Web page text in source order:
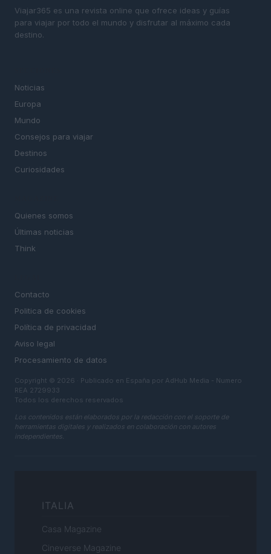
Viajar365 es una revista online que ofrece ideas y guías
para viajar por todo el mundo y disfrutar al máximo cada
destino.
Noticias
Europa
Mundo
Consejos para viajar
Destinos
Curiosidades
Quienes somos
Últimas noticias
Think
Contacto
Politica de cookies
Política de privacidad
Aviso legal
Procesamiento de datos
Copyright © 2026 · Publicado en España por AdHub Media - Numero
REA 2729933
Todos los derechos reservados
Los contenidos están elaborados por la redacción con el soporte de
herramientas digitales y realizados en colaboración con autores
independientes.
ITALIA
Casa Magazine
Cineverse Magazine